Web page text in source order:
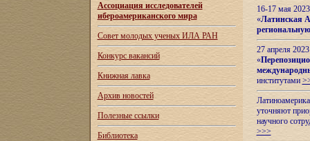
Ассоциация исследователей
ибероамериканского мира
Совет молодых ученых ИЛА РАН
Конкурс вакансий
Книжная лавка
Архив новостей
Полезные ссылки
Библиотека
16-17 мая
«Латинская
27 апреля
«
институтами
уточняют
научного
>>>